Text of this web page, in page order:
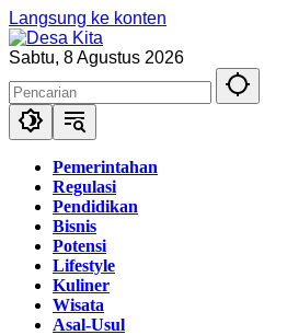
Langsung ke konten
Sabtu, 8 Agustus 2026
Pemerintahan
Regulasi
Pendidikan
Bisnis
Potensi
Lifestyle
Kuliner
Wisata
Asal-Usul